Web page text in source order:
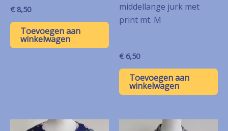
€ 8,50
Toevoegen aan
winkelwagen
middellange jurk met
print mt. M
€ 6,50
Toevoegen aan
winkelwagen